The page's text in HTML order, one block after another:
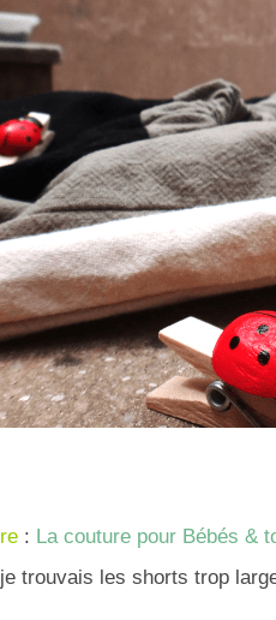
: La couture pour Bébés &
trouvais les shorts trop